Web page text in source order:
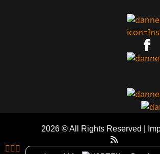
  
2026 © All Rights Reserved